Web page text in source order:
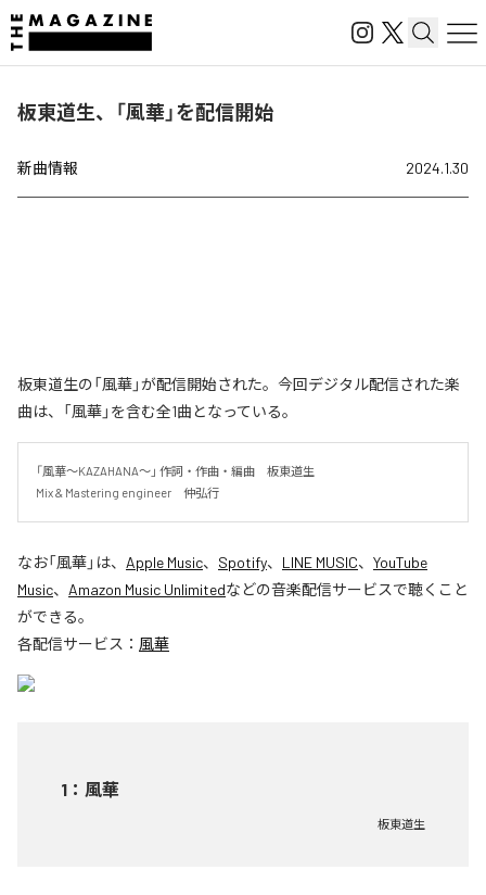
板東道生、「風華」を配信開始
新曲情報 2024.1.30
板東道生の「風華」が配信開始された。今回デジタル配信された楽
曲は、「風華」を含む全1曲となっている。
「風華～KAZAHANA～」 作詞・作曲・編曲　板東道生
Mix & Mastering engineer　仲弘行
なお「風華」は、 Apple Music、 Spotify、 LINE MUSIC、 YouTube
Music、 Amazon Music Unlimitedなどの音楽配信サービスで聴くこと
ができる。
各配信サービス： 風華
1 ： 風華
板東道生